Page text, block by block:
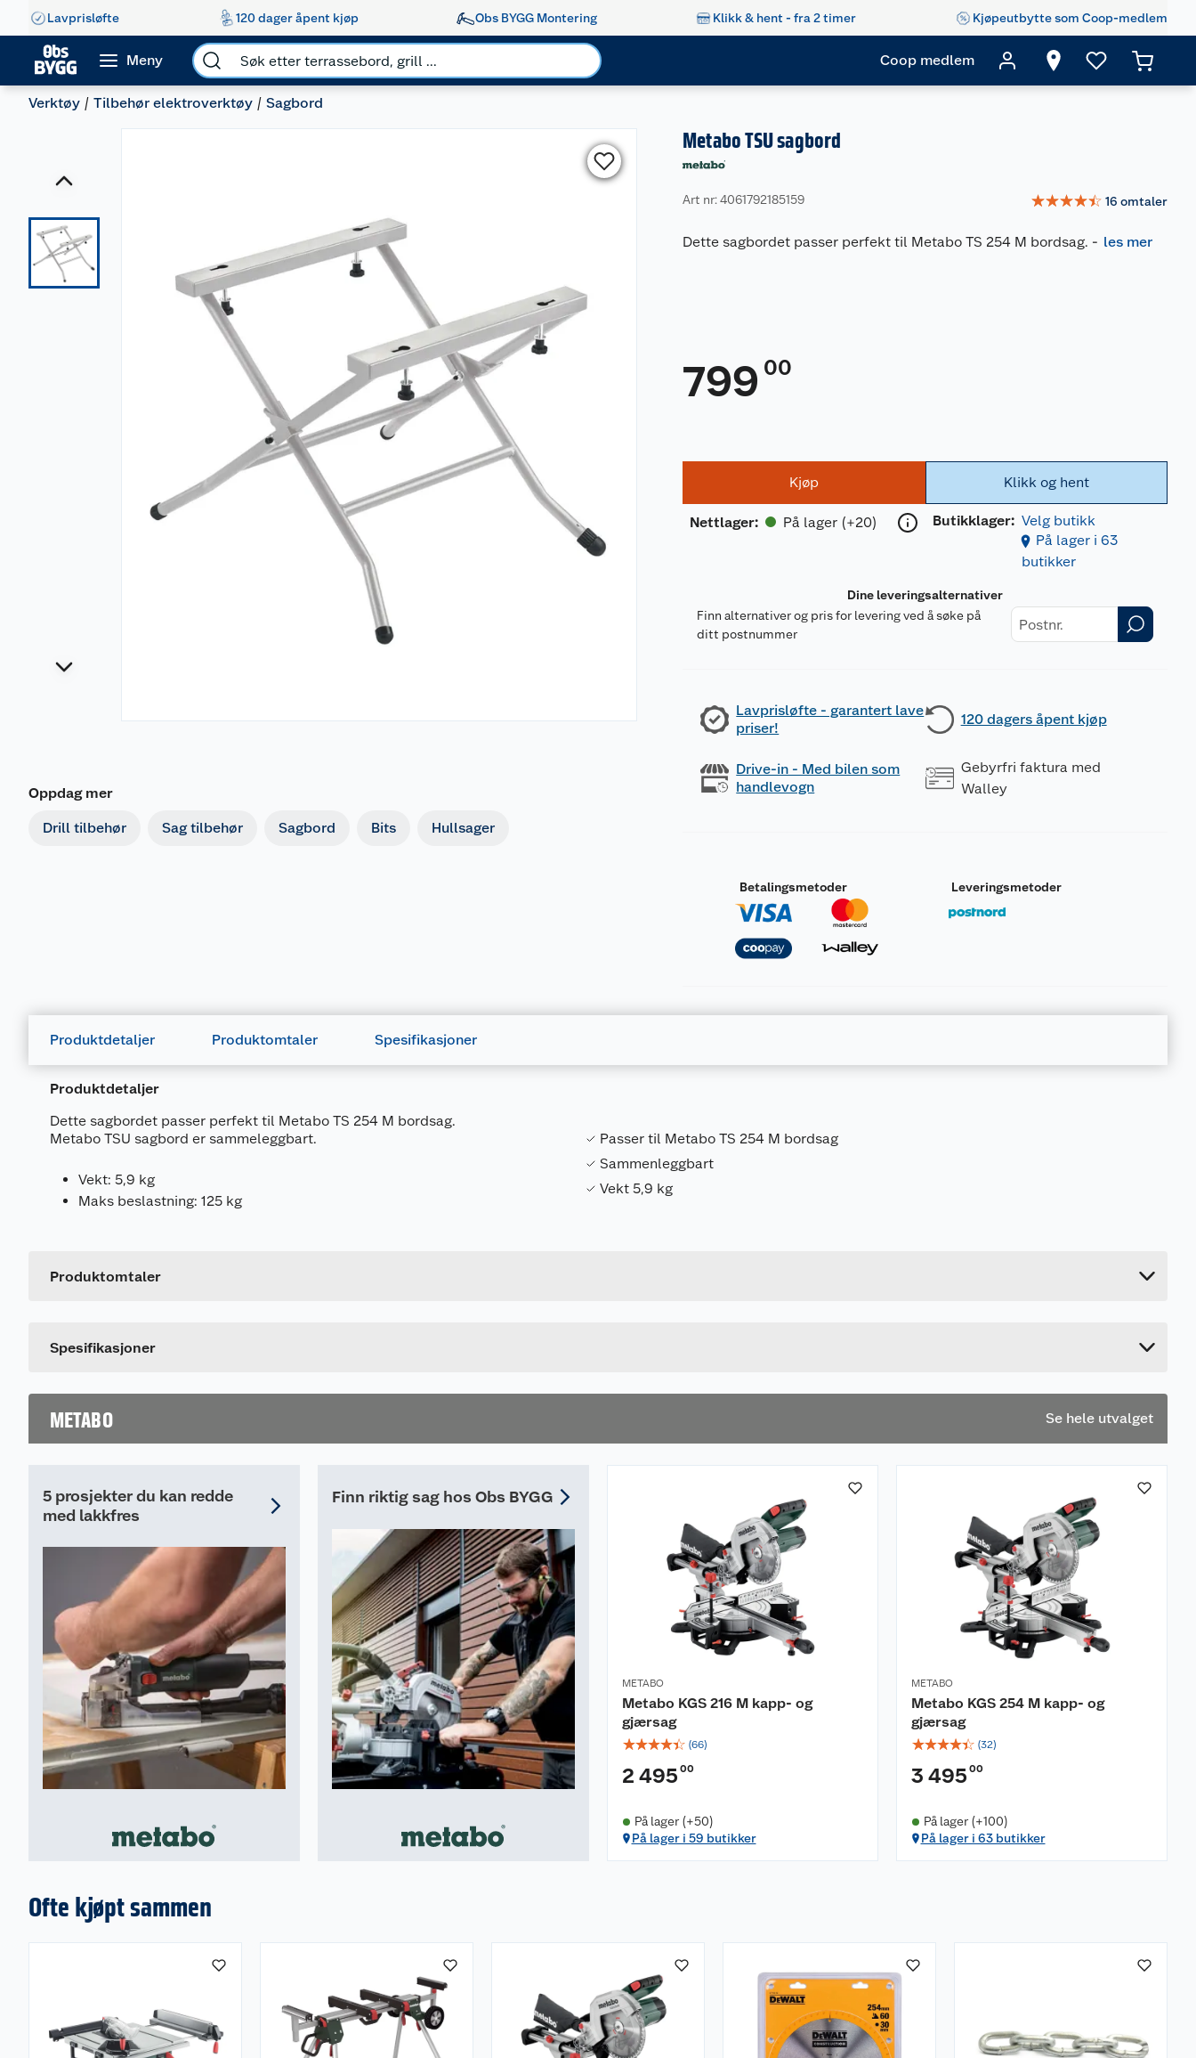
Lavprisløfte 120 dager åpent kjøp Obs BYGG Montering Klikk & hent - fra 2 timer Kjøpeutbytte som Coop-medlem
Meny Coop medlem
Verktøy Tilbehør elektroverktøy Sagbord
Oppdag mer
Drill tilbehør Sag tilbehør Sagbord Bits Hullsager
Metabo TSU sagbord
Art nr: 4061792185159 ☆☆☆☆☆ 16 omtaler
Dette sagbordet passer perfekt til Metabo TS 254 M bordsag. - les mer
799 00
Kjøp
Nettlager: På lager (+20)
Klikk og hent
Butikklager: Velg butikk
På lager i 63
butikker
Dine leveringsalternativer
Finn alternativer og pris for levering ved å søke på
ditt postnummer
Lavprisløfte - garantert lave
priser!
120 dagers åpent kjøp
Drive-in - Med bilen som
handlevogn
Gebyrfri faktura med
Walley
Betalingsmetoder Leveringsmetoder
Produktdetaljer Produktomtaler Spesifikasjoner
Produktdetaljer
Dette sagbordet passer perfekt til Metabo TS 254 M bordsag.
Metabo TSU sagbord er sammeleggbart.
Vekt: 5,9 kg
Maks beslastning: 125 kg
Passer til Metabo TS 254 M bordsag
Sammenleggbart
Vekt 5,9 kg
Produktomtaler
Spesifikasjoner
Leverandørens artikkelnummer
METABO Se hele utvalget
5 prosjekter du kan redde
med lakkfres
Finn riktig sag hos Obs BYGG
METABO
Metabo KGS 216 M kapp- og
gjærsag
☆☆☆☆☆ (66)
2 495 00
På lager (+50)
På lager i 59 butikker
METABO
Metabo KGS 254 M kapp- og
gjærsag
☆☆☆☆☆ (32)
3 495 00
På lager (+100)
På lager i 63 butikker
Ofte kjøpt sammen